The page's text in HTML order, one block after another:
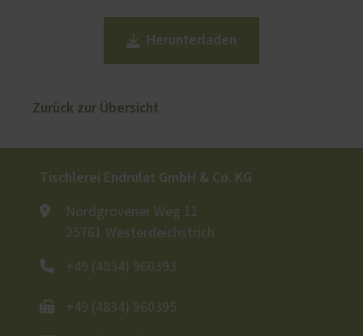
Herunterladen
Zurück zur Übersicht
Tischlerei Endrulat GmbH & Co. KG
Nordgrovener Weg 11
25761 Westerdeichstrich
+49 (4834) 960393
+49 (4834) 960395